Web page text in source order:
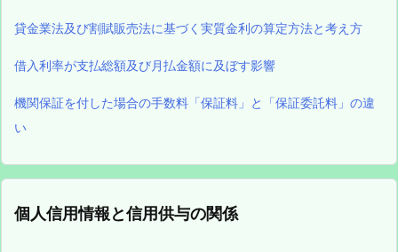
貸金業法及び割賦販売法に基づく実質金利の算定方法と考え方
借入利率が支払総額及び月払金額に及ぼす影響
機関保証を付した場合の手数料「保証料」と「保証委託料」の違
い
個人信用情報と信用供与の関係